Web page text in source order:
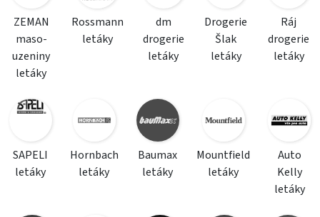
ZEMAN
maso-
uzeniny
letáky
Rossmann
letáky
dm
drogerie
letáky
Drogerie
Šlak
letáky
Ráj
drogerie
letáky
SAPELI
letáky
Hornbach
letáky
Baumax
letáky
Mountfield
letáky
Auto
Kelly
letáky